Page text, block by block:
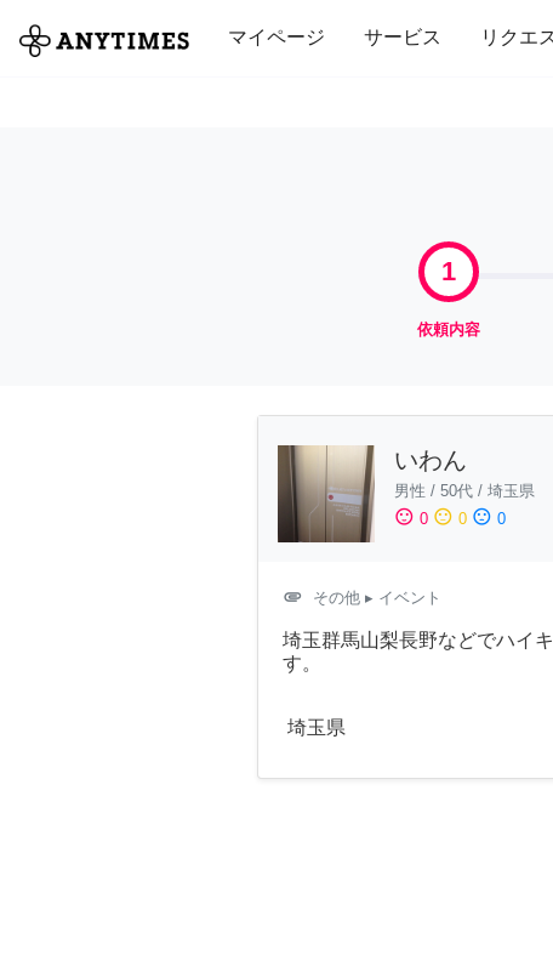
マイページ サービス リクエ
全て 修理・組立 家事 引っ越し
1
依頼内容
いわん
男性 / 50代 / 埼玉県
sentiment_satisfied 0 sentiment_neutral 0 sentiment_dissatisfied 0
attachment その他 ▸ イベント
埼玉群馬山梨長野などでハイ
す。
埼玉県